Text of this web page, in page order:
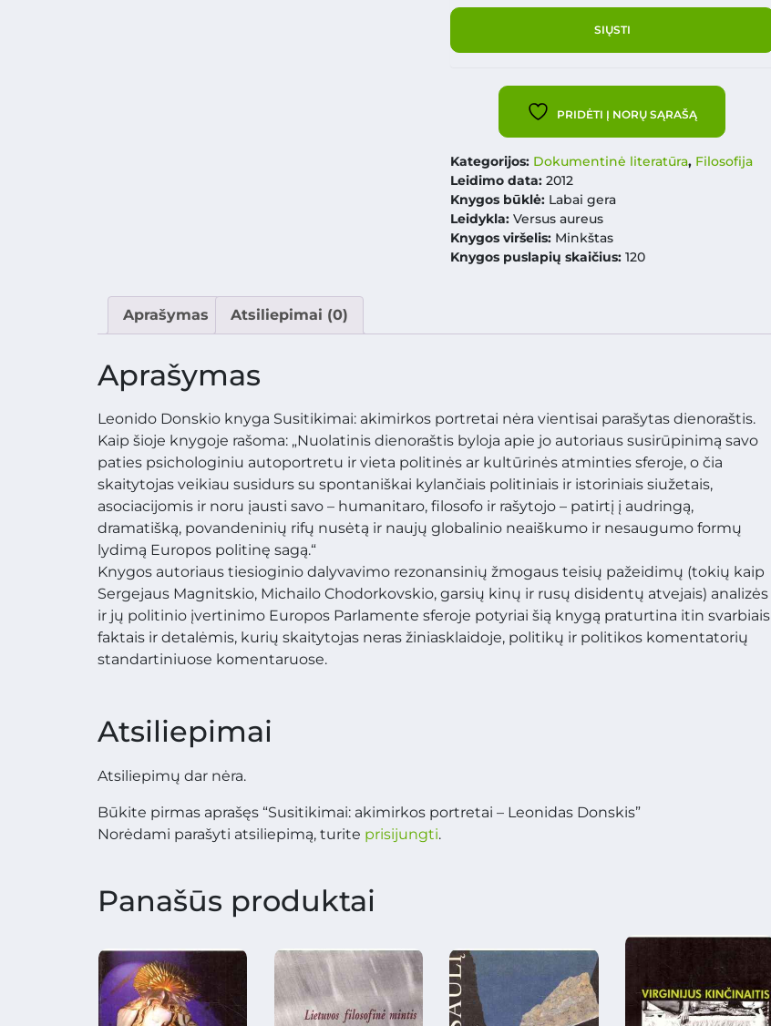
PRIDĖTI Į NORŲ SĄRAŠĄ
Kategorijos: Dokumentinė literatūra, Filosofija
Leidimo data:2012
Knygos būklė: Labai gera
Leidykla:Versus aureus
Knygos viršelis: Minkštas
Knygos puslapių skaičius: 120
Aprašymas Atsiliepimai (0)
Aprašymas
Leonido Donskio knyga Susitikimai: akimirkos portretai nėra vientisai parašytas dienoraštis.
Kaip šioje knygoje rašoma: „Nuolatinis dienoraštis byloja apie jo autoriaus susirūpinimą savo
paties psichologiniu autoportretu ir vieta politinės ar kultūrinės atminties sferoje, o čia
skaitytojas veikiau susidurs su spontaniškai kylančiais politiniais ir istoriniais siužetais,
asociacijomis ir noru įausti savo – humanitaro, filosofo ir rašytojo – patirtį į audringą,
dramatišką, povandeninių rifų nusėtą ir naujų globalinio neaiškumo ir nesaugumo formų
lydimą Europos politinę sagą.“
Knygos autoriaus tiesioginio dalyvavimo rezonansinių žmogaus teisių pažeidimų (tokių kaip
Sergejaus Magnitskio, Michailo Chodorkovskio, garsių kinų ir rusų disidentų atvejais) analizės
ir jų politinio įvertinimo Europos Parlamente sferoje potyriai šią knygą praturtina itin svarbiais
faktais ir detalėmis, kurių skaitytojas neras žiniasklaidoje, politikų ir politikos komentatorių
standartiniuose komentaruose.
Atsiliepimai
Atsiliepimų dar nėra.
Būkite pirmas aprašęs “Susitikimai: akimirkos portretai – Leonidas Donskis”
Norėdami parašyti atsiliepimą, turite prisijungti.
Panašūs produktai